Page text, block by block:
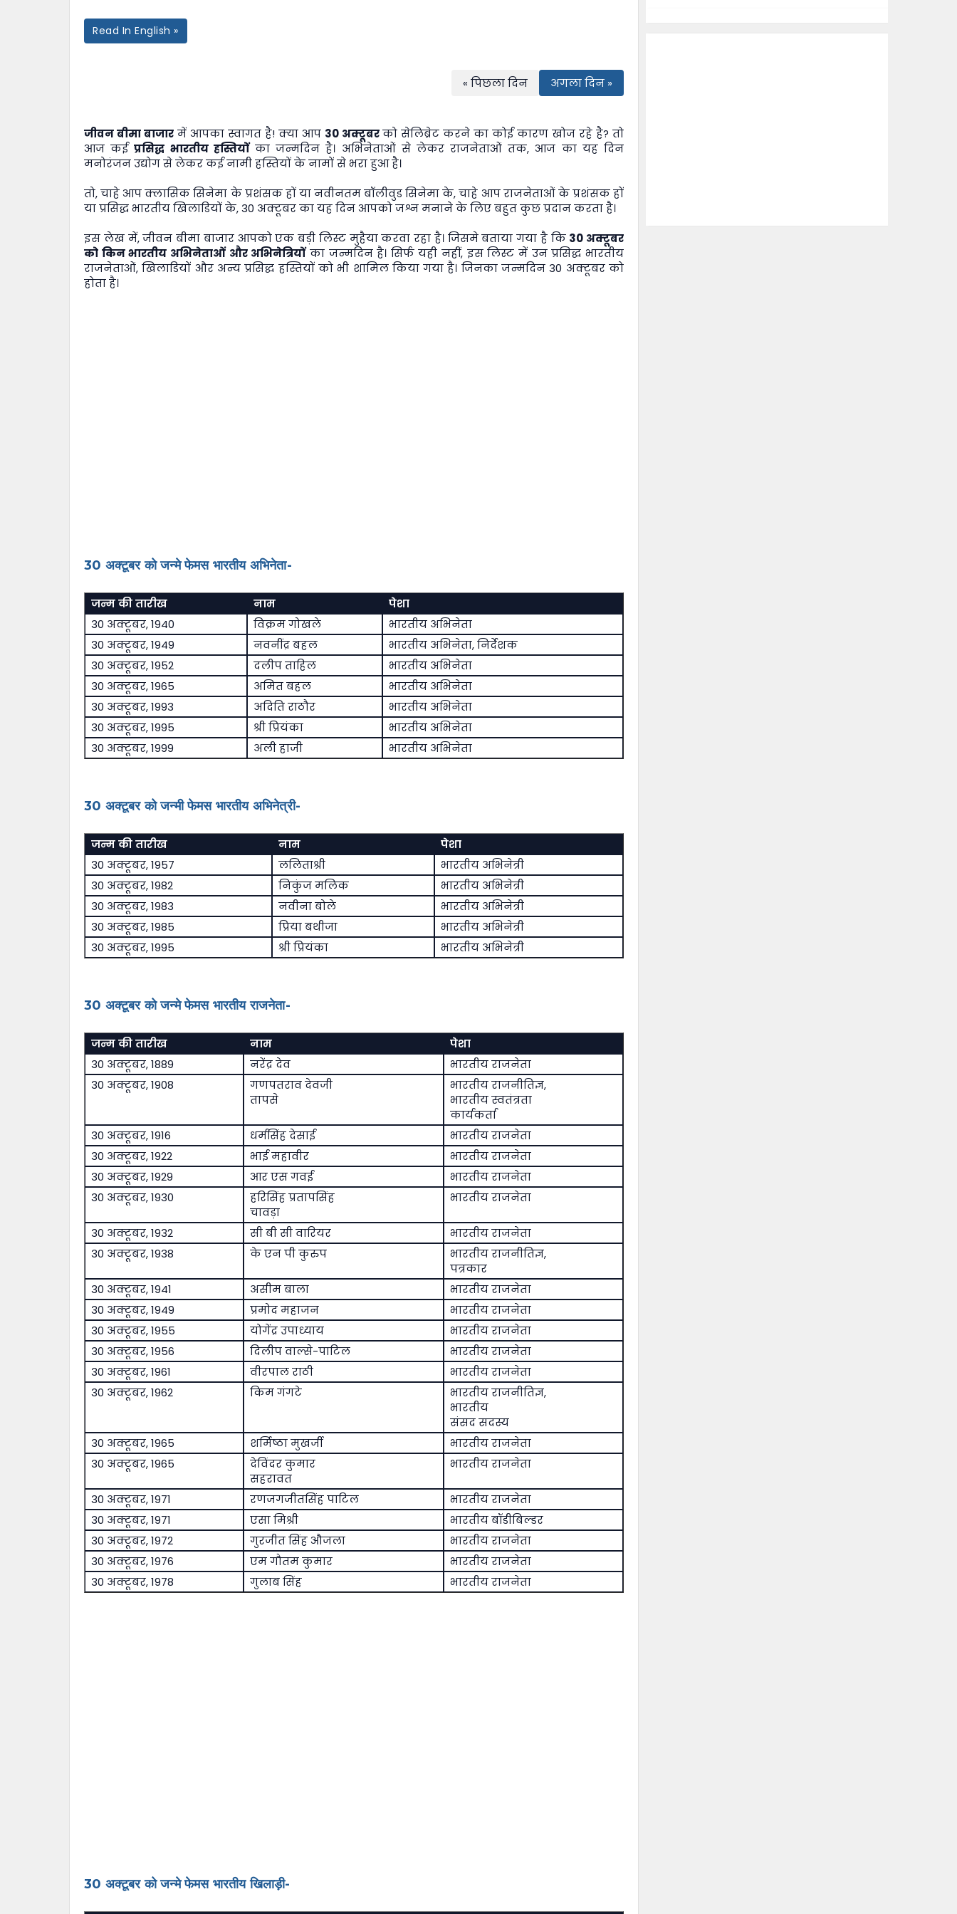
Read In English »
« पिछला दिन अगला दिन »
जीवन बीमा बाजारमें आपका स्वागत है! क्या आप 30 अक्टूबरको सेलिब्रेट करने का कोई कारण खोज रहे है? तो
आज कईप्रसिद्ध भारतीय हस्तियोंका जन्मदिन है। अभिनेताओं से लेकर राजनेताओं तक, आज का यह दिन
मनोरंजन उद्योग से लेकर कई नामी हस्तियों के नामों से भरा हुआ है।
तो, चाहे आप क्लासिक सिनेमा के प्रशंसक हों या नवीनतम बॉलीवुड सिनेमा के, चाहे आप राजनेताओं के प्रशंसक हों
या प्रसिद्ध भारतीय खिलाडियों के, 30 अक्टूबर का यह दिन आपको जश्न मनाने के लिए बहुत कुछ प्रदान करता है।
इस लेख में,जीवन बीमा बाजारआपको एक बड़ी लिस्ट मुहैया करवा रहा है। जिसमे बताया गया है कि 30 अक्टूबर
को किन भारतीय अभिनेताओं और अभिनेत्रियोंका जन्मदिन है। सिर्फ यही नहीं, इस लिस्ट में उन प्रसिद्ध भारतीय
राजनेताओं, खिलाडियों और अन्य प्रसिद्ध हस्तियों को भी शामिल किया गया है। जिनका जन्मदिन 30 अक्टूबर को
होता है।
30 अक्टूबर को जन्मे फेमस भारतीय अभिनेता-
जन्म की तारीख नाम
पेशा
30 अक्टूबर, 1940
विक्रम गोखले
भारतीय अभिनेता
30 अक्टूबर, 1949
नवनींद्र बहल
भारतीय अभिनेता, निर्देशक
30 अक्टूबर, 1952
दलीप ताहिल
भारतीय अभिनेता
30 अक्टूबर, 1965
अमित बहल
भारतीय अभिनेता
30 अक्टूबर, 1993
अदिति राठौर
भारतीय अभिनेता
30 अक्टूबर, 1995
श्री प्रियंका
भारतीय अभिनेता
30 अक्टूबर, 1999
अली हाजी भारतीय अभिनेता
30 अक्टूबर को जन्मी फेमस भारतीय अभिनेत्री-
जन्म की तारीख नाम
पेशा
30 अक्टूबर, 1957
ललिताश्री
भारतीय अभिनेत्री
30 अक्टूबर, 1982
निकुंज मलिक
भारतीय अभिनेत्री
30 अक्टूबर, 1983
नवीना बोले
भारतीय अभिनेत्री
30 अक्टूबर, 1985
प्रिया बथीजा
भारतीय अभिनेत्री
30 अक्टूबर, 1995
श्री प्रियंका भारतीय अभिनेत्री
30 अक्टूबर को जन्मे फेमस भारतीय राजनेता-
जन्म की तारीख नाम
पेशा
30 अक्टूबर, 1889
नरेंद्र देव
भारतीय राजनेता
30 अक्टूबर, 1908
गणपतराव देवजी
तापसे
भारतीय राजनीतिज्ञ,
भारतीय स्वतंत्रता
कार्यकर्ता
30 अक्टूबर, 1916
धर्मसिंह देसाई
भारतीय राजनेता
30 अक्टूबर, 1922
भाई महावीर
भारतीय राजनेता
30 अक्टूबर, 1929
आर एस गवई
भारतीय राजनेता
30 अक्टूबर, 1930
हरिसिंह प्रतापसिंह
चावड़ा
भारतीय राजनेता
30 अक्टूबर, 1932 सी बी सी वारियर
भारतीय राजनेता
30 अक्टूबर, 1938
के एन पी कुरुप
भारतीय राजनीतिज्ञ,
पत्रकार
30 अक्टूबर, 1941
असीम बाला
भारतीय राजनेता
30 अक्टूबर, 1949
प्रमोद महाजन
भारतीय राजनेता
30 अक्टूबर, 1955
योगेंद्र उपाध्याय
भारतीय राजनेता
30 अक्टूबर, 1956
दिलीप वाल्से-पाटिल
भारतीय राजनेता
30 अक्टूबर, 1961
वीरपाल राठी
भारतीय राजनेता
30 अक्टूबर, 1962
किम गंगटे
भारतीय राजनीतिज्ञ,
भारतीय
संसद सदस्य
30 अक्टूबर, 1965
शर्मिष्ठा मुखर्जी
भारतीय राजनेता
30 अक्टूबर, 1965
देविंदर कुमार
सहरावत
भारतीय राजनेता
30 अक्टूबर, 1971 रणजगजीतसिंह पाटिल
भारतीय राजनेता
30 अक्टूबर, 1971
एसा मिश्री
भारतीय बॉडीबिल्डर
30 अक्टूबर, 1972
गुरजीत सिंह औजला
भारतीय राजनेता
30 अक्टूबर, 1976
एम गौतम कुमार
भारतीय राजनेता
30 अक्टूबर, 1978
गुलाब सिंह भारतीय राजनेता
30 अक्टूबर को जन्मे फेमस भारतीय खिलाड़ी-